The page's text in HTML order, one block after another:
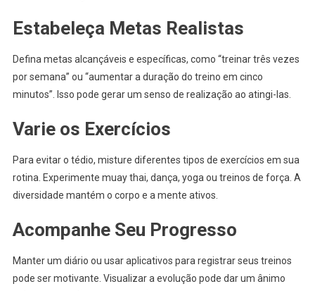
Estabeleça Metas Realistas
Defina metas alcançáveis e específicas, como “treinar três vezes
por semana” ou “aumentar a duração do treino em cinco
minutos”. Isso pode gerar um senso de realização ao atingi-las.
Varie os Exercícios
Para evitar o tédio, misture diferentes tipos de exercícios em sua
rotina. Experimente muay thai, dança, yoga ou treinos de força. A
diversidade mantém o corpo e a mente ativos.
Acompanhe Seu Progresso
Manter um diário ou usar aplicativos para registrar seus treinos
pode ser motivante. Visualizar a evolução pode dar um ânimo